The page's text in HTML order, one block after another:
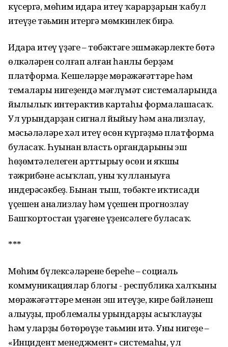
күсергә, мөһим идара итеү ҡарарҙарын ҡабул
итеүҙе тәьмин итергә мөмкинлек бирә.
Идара итеү үҙәге – төбәктәге эшмәкәрлектең бөтә
өлкәләрен солғап алған һанлы берҙәм
платформа. Кешеләрҙең мөрәжәғәттәре һәм
темалары нигеҙендә мәғлүмәт системаларында
йылылыҡ интерактив картаһы формалашасаҡ.
Ул урындарҙан сигнал йыйыу һәм анализлау,
мәсьәләләре хәл итеү өсөн күргәҙмә платформа
буласаҡ. Һуңынан власть органдарының эш
һөҙөмтәлелеген арттырыу өсөн иң яҡшы
тәжрибәне асыҡлап, уны ҡулланыуға
индерәсәкбеҙ. Бынан тыш, төбәктең иҡтисади
үҫешен анализлау һәм үҫешен прогнозлау
Башҡортостан үҙәгенең үҙенсәлеге буласаҡ.
***
Мөһим бүлексәләренең береһе – социаль
коммуникациялар блогы - республика халҡының
мөрәжәғәттәре менән эш итеүҙе, кире бәйләнеш
алыуҙы, проблемалы урындарҙы асыҡлауҙы
һәм уларҙы бөтөрөүҙе тәьмин итә. Уның нигеҙе –
«Инцидент менеджмент» системаһы, ул